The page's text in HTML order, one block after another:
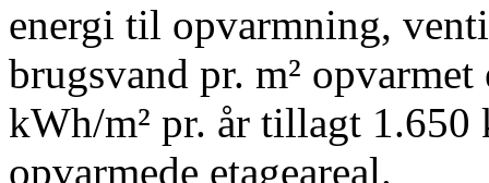
energi til opvarmning,
brugsvand pr. m²
kWh/m² pr. år tillagt
opvarmede etageareal.